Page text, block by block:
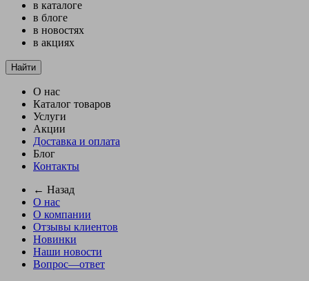
в каталоге
в блоге
в новостях
в акциях
Найти
О нас
Каталог товаров
Услуги
Акции
Доставка и оплата
Блог
Контакты
← Назад
О нас
О компании
Отзывы клиентов
Новинки
Наши новости
Вопрос—ответ